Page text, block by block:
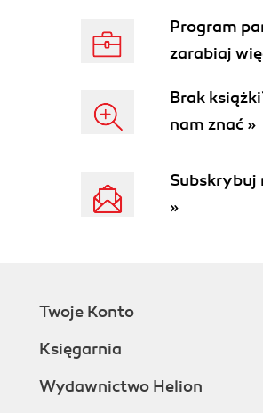
Pozyskanie nazwy domeny (49)
Część praktyczna: Jak
Identyfikacja konkurencji (54)
Skąd się bierze konkurencja?
Ocena konkurencji (56)
Rozdział 4. Poznawanie
Wiedza o użytkownikach (60)
Główne etapy badań
Program
zarabiaj
Brak
nam znać »
Subskrybuj
»
Twoje Konto
Księgarnia
Wydawnictwo Helion